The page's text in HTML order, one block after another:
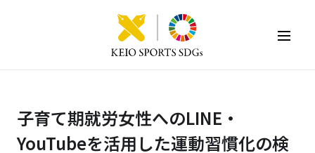
子育て期就労女性へのLINE・
YouTubeを活用した運動習慣化の検